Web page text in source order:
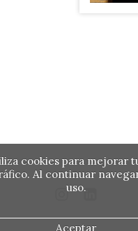
cookies para mejorar
Al continuar
uso.
Aceptar